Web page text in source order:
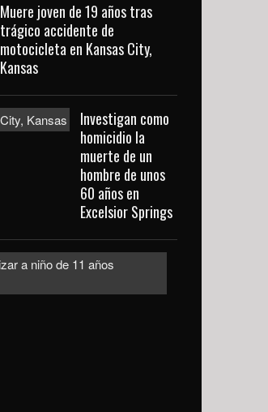
Muere joven de 19 años tras
trágico accidente de
motocicleta en Kansas City,
Kansas
Investigan como
homicidio la
muerte de un
hombre de unos
60 años en
Excelsior Springs